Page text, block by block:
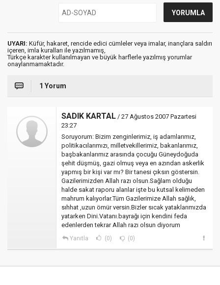
UYARI: Küfür, hakaret, rencide edici cümleler veya imalar, inançlara saldırı
içeren, imla kuralları ile yazılmamış,
Türkçe karakter kullanılmayan ve büyük harflerle yazılmış yorumlar
onaylanmamaktadır.
1 Yorum
SADIK KARTAL / 27 Ağustos 2007 Pazartesi
23:27
Soruyorum: Bizim zenginlerimiz, iş adamlarımız,
politikacılarımızı, milletvekillerimiz, bakanlarımız,
başbakanlarımız arasında çocuğu Güneydoğuda
şehit düşmüş, gazi olmuş veya en azından askerlik
yapmış bir kişi var mı? Bir tanesi çıksın göstersin.
Gazilerimizden Allah razı olsun.Sağlam olduğu
halde sakat raporu alanlar işte bu kutsal kelimeden
mahrum kalıyorlar.Tüm Gazilerimize Allah sağlık,
sıhhat ,uzun ömür versin.Bizler sıcak yataklarımızda
yatarken Dini.Vatanı.bayrağı için kendini feda
edenlerden tekrar Allah razı olsun diyorum
Yanıtla (0) (0)